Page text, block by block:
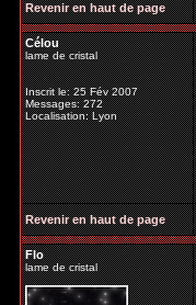
Revenir en haut de page
Célou
lame de cristal
Inscrit le: 25 Fév 2007
Messages: 272
Localisation: Lyon
Revenir en haut de page
Flo
lame de cristal